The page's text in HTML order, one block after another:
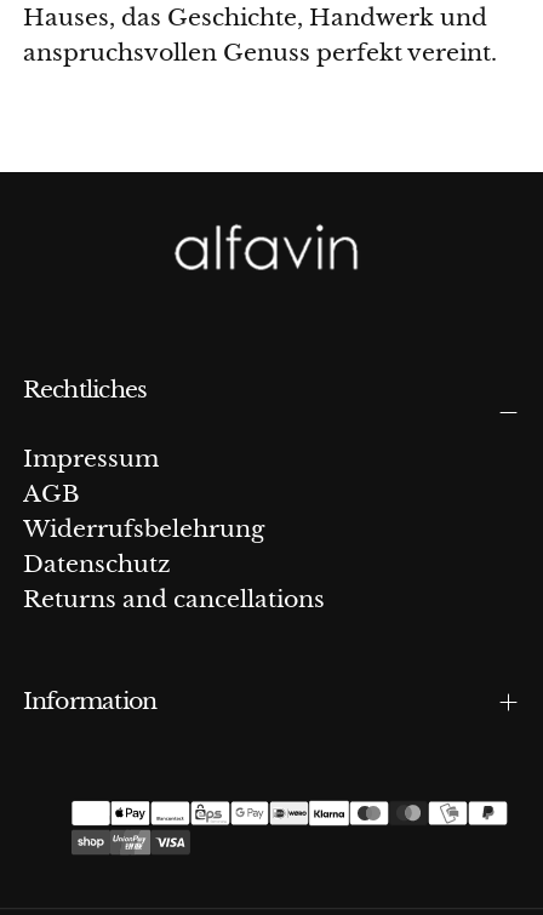
Hauses, das Geschichte, Handwerk und
anspruchsvollen Genuss perfekt vereint.
Rechtliches
Impressum
AGB
Widerrufsbelehrung
Datenschutz
Returns and cancellations
Information
Zahlungsmethoden